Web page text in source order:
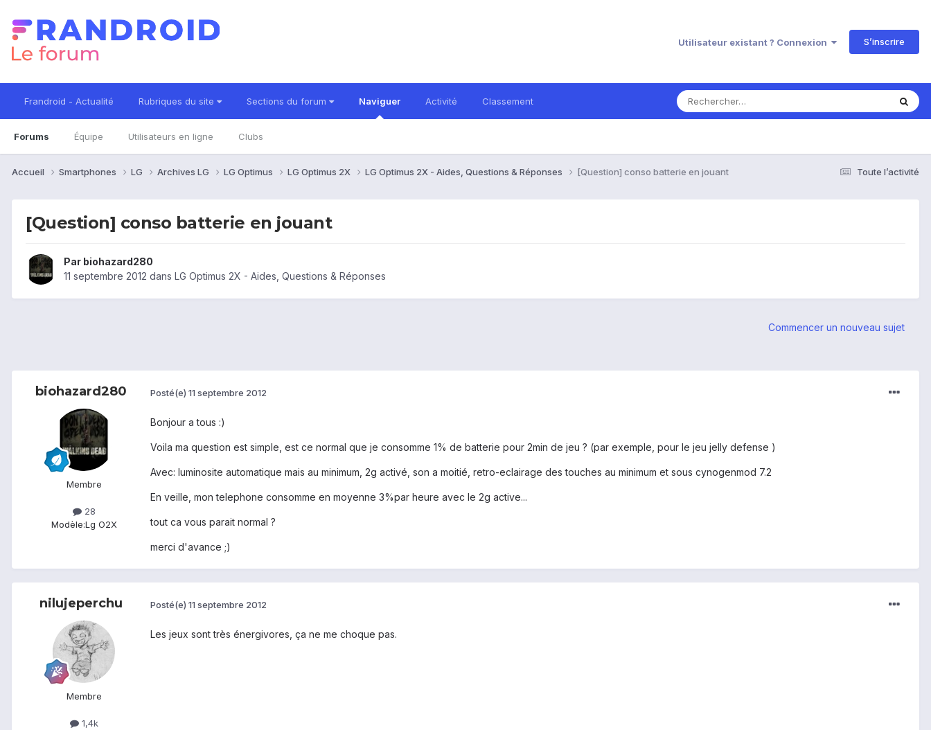
Utilisateur existant ? Connexion S’inscrire
Frandroid - Actualité Rubriques du site Sections du forum Naviguer
Forums Équipe Utilisateurs en ligne Clubs
Activité Classement
Toute l’activité
Accueil Smartphones LG Archives LG LG Optimus LG Optimus 2X LG Optimus 2X - Aides, Questions & Réponses [Question] conso batterie en jouant
[Question] conso batterie en jouant
Par biohazard280
11 septembre 2012 dans LG Optimus 2X - Aides, Questions & Réponses
Commencer un nouveau sujet
biohazard280
Membre
28
Modèle:Lg O2X
Posté(e) 11 septembre 2012
Bonjour a tous :)
Voila ma question est simple, est ce normal que je consomme 1% de batterie pour 2min de jeu ? (par exemple, pour le jeu jelly defense )
Avec: luminosite automatique mais au minimum, 2g activé, son a moitié, retro-eclairage des touches au minimum et sous cynogenmod 7.2
En veille, mon telephone consomme en moyenne 3%par heure avec le 2g active...
tout ca vous parait normal ?
merci d'avance ;)
nilujeperchu
Membre
1,4k
Posté(e) 11 septembre 2012
Les jeux sont très énergivores, ça ne me choque pas.